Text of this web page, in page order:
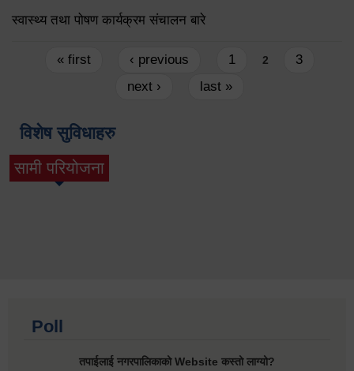
स्वास्थ्य तथा पोषण कार्यक्रम संचालन बारे
Pages
« first ‹ previous 1 2
3
next ›
last »
विशेष सुविधाहरु
सामी परियोजना
(active tab)
Poll
तपाईलाई नगरपालिकाको Website कस्तो लाग्यो?